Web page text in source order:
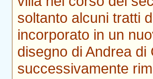
soltanto alcuni tratti
incorporato in un
disegno di Andrea
successivamente